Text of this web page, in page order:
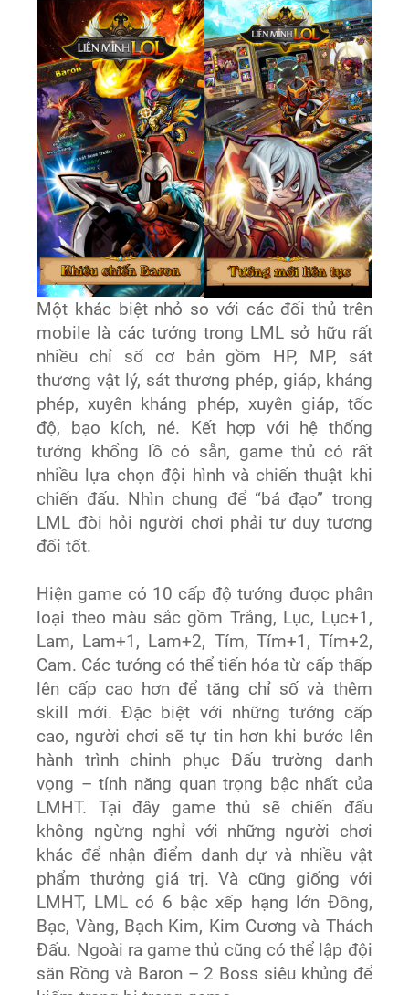
Một khác biệt nhỏ so với các đối thủ trên
mobile là các tướng trong LML sở hữu rất
nhiều chỉ số cơ bản gồm HP, MP, sát
thương vật lý, sát thương phép, giáp, kháng
phép, xuyên kháng phép, xuyên giáp, tốc
độ, bạo kích, né. Kết hợp với hệ thống
tướng khổng lồ có sẵn, game thủ có rất
nhiều lựa chọn đội hình và chiến thuật khi
chiến đấu. Nhìn chung để “bá đạo” trong
LML đòi hỏi người chơi phải tư duy tương
đối tốt.
Hiện game có 10 cấp độ tướng được phân
loại theo màu sắc gồm Trắng, Lục, Lục+1,
Lam, Lam+1, Lam+2, Tím, Tím+1, Tím+2,
Cam. Các tướng có thể tiến hóa từ cấp thấp
lên cấp cao hơn để tăng chỉ số và thêm
skill mới. Đặc biệt với những tướng cấp
cao, người chơi sẽ tự tin hơn khi bước lên
hành trình chinh phục Đấu trường danh
vọng – tính năng quan trọng bậc nhất của
LMHT. Tại đây game thủ sẽ chiến đấu
không ngừng nghỉ với những người chơi
khác để nhận điểm danh dự và nhiều vật
phẩm thưởng giá trị. Và cũng giống với
LMHT, LML có 6 bậc xếp hạng lớn Đồng,
Bạc, Vàng, Bạch Kim, Kim Cương và Thách
Đấu. Ngoài ra game thủ cũng có thể lập đội
săn Rồng và Baron – 2 Boss siêu khủng để